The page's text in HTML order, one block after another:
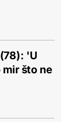
'U
što ne